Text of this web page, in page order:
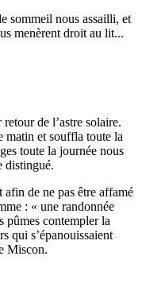
sommeil nous assailli, et
menèrent droit au lit...
de l’astre solaire.
matin et souffla toute la
toute la journée nous
distingué.
de ne pas être affamé
: « une randonnée
pûmes contempler la
qui s’épanouissaient
Miscon.